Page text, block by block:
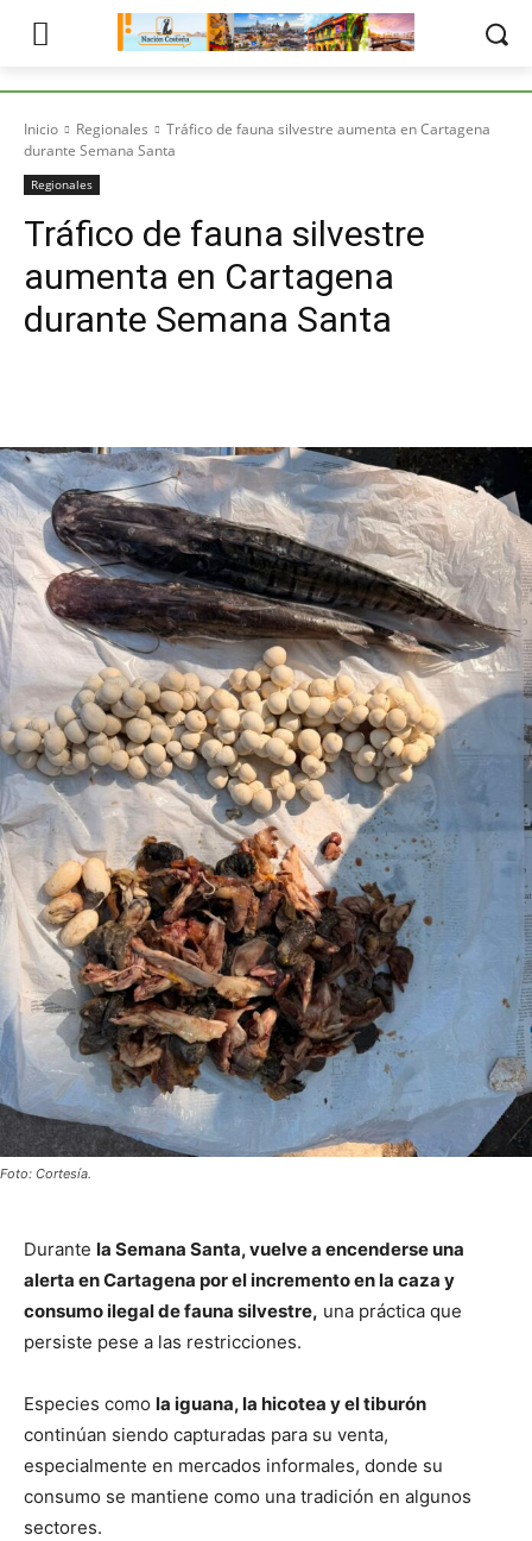
Inicio Regionales
Tráfico de fauna silvestre aumenta en Cartagena
durante Semana Santa
Regionales
Tráfico de fauna silvestre
aumenta en Cartagena
durante Semana Santa
Foto: Cortesía.
Durante la Semana Santa, vuelve a encenderse una
alerta enCartagena por el incremento en la caza y
consumo ilegal de fauna silvestre, una práctica que
persiste pese a las restricciones.
Especies como la iguana, la hicotea y el tiburón
continúan siendo capturadas para su venta,
especialmente en mercados informales, donde su
consumo se mantiene como una tradición en algunos
sectores.